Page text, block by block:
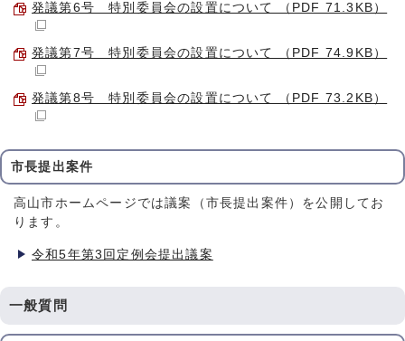
発議第6号 特別委員会の設置について （PDF 71.3KB）
発議第7号 特別委員会の設置について （PDF 74.9KB）
発議第8号 特別委員会の設置について （PDF 73.2KB）
市長提出案件
高山市ホームページでは議案（市長提出案件）を公開してお
ります。
令和5年第3回定例会提出議案
一般質問